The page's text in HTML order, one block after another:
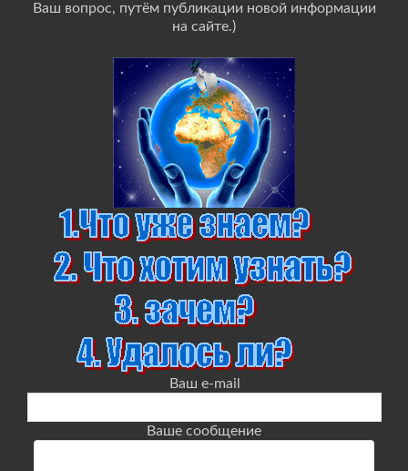
Ваш вопрос, путём публикации новой информации
на сайте.)
Ваш e-mail
Ваше сообщение